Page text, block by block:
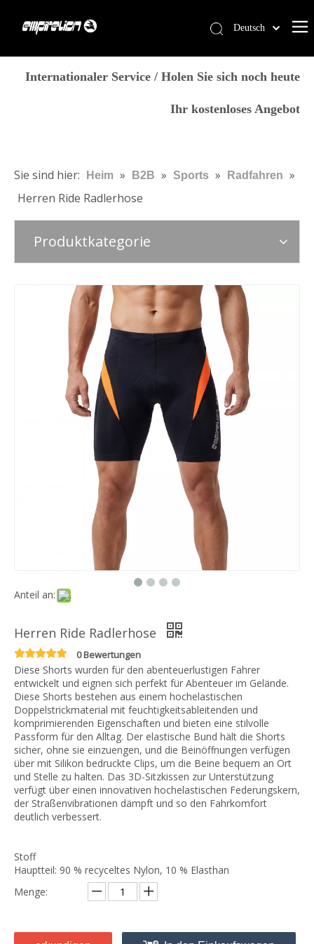
Blog
Kontaktiere uns
Deutsch
简体中文
Français
Português
Internationaler Service / Holen Sie sich noch heute
Ihr kostenloses Angebot
Sie sind hier: Heim » B2B » Sports » Radfahren »
Herren Ride Radlerhose
Produktkategorie
Anteil an:
Herren Ride Radlerhose
0 Bewertungen
Diese Shorts wurden für den abenteuerlustigen Fahrer
entwickelt und eignen sich perfekt für Abenteuer im Gelände.
Diese Shorts bestehen aus einem hochelastischen
Doppelstrickmaterial mit feuchtigkeitsableitenden und
komprimierenden Eigenschaften und bieten eine stilvolle
Passform für den Alltag. Der elastische Bund hält die Shorts
sicher, ohne sie einzuengen, und die Beinöffnungen verfügen
über mit Silikon bedruckte Clips, um die Beine bequem an Ort
und Stelle zu halten. Das 3D-Sitzkissen zur Unterstützung
verfügt über einen innovativen hochelastischen Federungskern,
der Straßenvibrationen dämpft und so den Fahrkomfort
deutlich verbessert.
Stoff
Hauptteil: 90 % recyceltes Nylon, 10 % Elasthan
Menge: